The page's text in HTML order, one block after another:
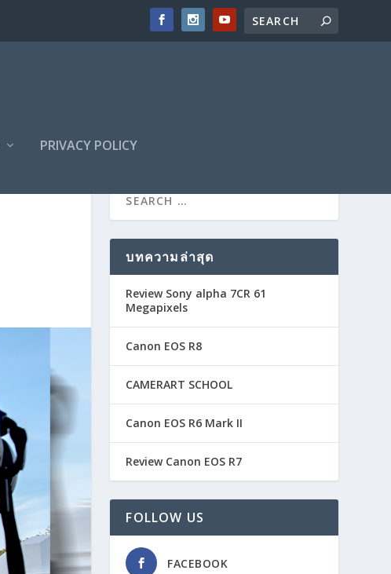
PRIVACY POLICY
บทความล่าสุด
Review Sony alpha 7CR 61
Megapixels
Canon EOS R8
CAMERART SCHOOL
Canon EOS R6 Mark II
Review Canon EOS R7
FOLLOW US
FACEBOOK